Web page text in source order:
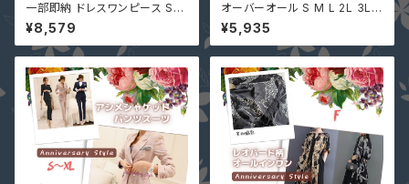
一部即納 ドレスワンピース S-4
L ネイビー 黒 赤 ミモレ 総レー
ス ぽっちゃり 大きいサイズ 七分
袖 花柄 LM-81256
¥8,579
オーバーオール S M L 2L 3L 4
L 5L 8色 黒 即納 有 ぽっちゃり
大きいサイズ pl367 オールイン
ワン レディース サロペット パン
¥5,935